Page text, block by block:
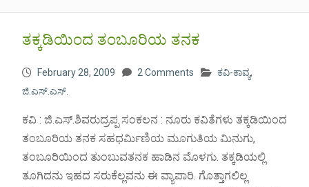
ತಕ್ಕಡಿಯಿಂದ ತಂಬೂರಿಯ ತನಕ
February 28, 2009 2 Comments ಕವಿ-ಕಾವ್ಯ,
ಜಿ.ಎಸ್.ಎಸ್.
ಕವಿ : ಜಿ.ಎಸ್.ಶಿವರುದ್ರಪ್ಪ ಸಂಕಲನ : ನೂರು ಕವಿತೆಗಳು ತಕ್ಕಡಿಯಿಂದ
ತಂಬೂರಿಯ ತನಕ ಸಹಧರ್ಮಿಣಿಯ ಮೂಗುತಿಯ ಮಿನುಗು,
ತಂಬೂರಿಯಿಂದ ತುಂಬುವತನಕ ಹಾಡಿನ ಮೊಳಗು. ತಕ್ಕಡಿಯಲ್ಲಿ
ತೂಗಿದನು ಇಹದ ಸರುಕೆಲ್ಲವನು ಈ ವ್ಯಾಪಾರಿ. ಗೊತ್ತಾಗಲಿಲ್ಲ